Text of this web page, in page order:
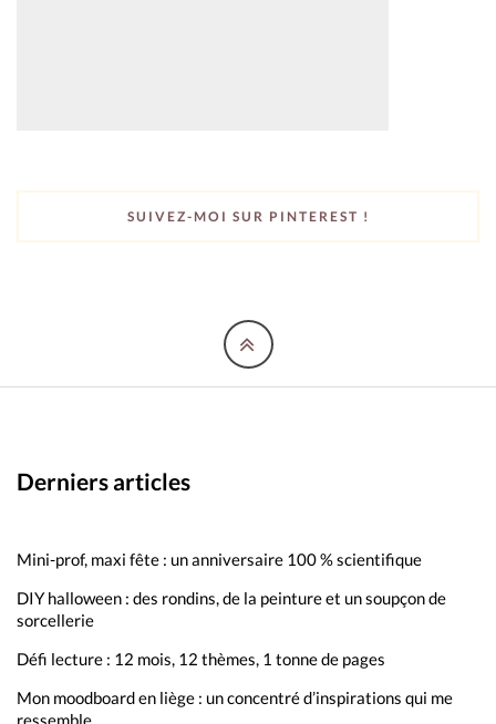
SUIVEZ-MOI SUR PINTEREST !
Derniers articles
Mini-prof, maxi fête : un anniversaire 100 % scientifique
DIY halloween : des rondins, de la peinture et un soupçon de
sorcellerie
Défi lecture : 12 mois, 12 thèmes, 1 tonne de pages
Mon moodboard en liège : un concentré d’inspirations qui me
ressemble